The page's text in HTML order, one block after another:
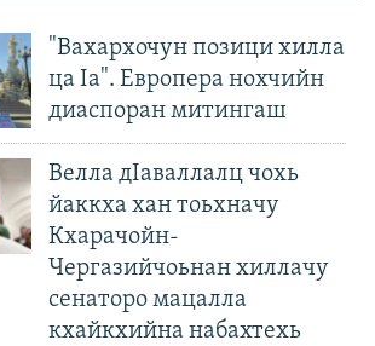
"Вахархочун позици хилла
ца Iа". Европера нохчийн
диаспоран митингаш
Велла дIаваллалц чохь
йаккха хан тоьхначу
Кхарачойн-
Чергазийчоьнан хиллачу
сенаторо мацалла
кхайкхийна набахтехь